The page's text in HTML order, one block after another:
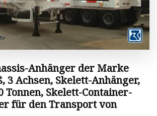
Anhänger der Marke
3 Achsen, Skelett-Anhänger,
Tonnen, Skelett-Container-
für den Transport von